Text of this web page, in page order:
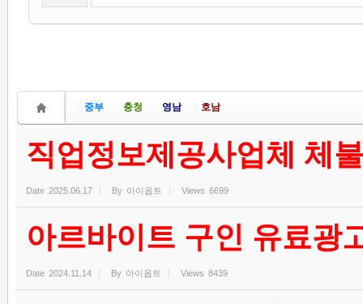
중부 충청 영남 호남
직업정보제공사업체 체
Date 2025.06.17 By 아이옵트 Views 6699
아르바이트 구인 유료광
Date 2024.11.14 By 아이옵트 Views 8439